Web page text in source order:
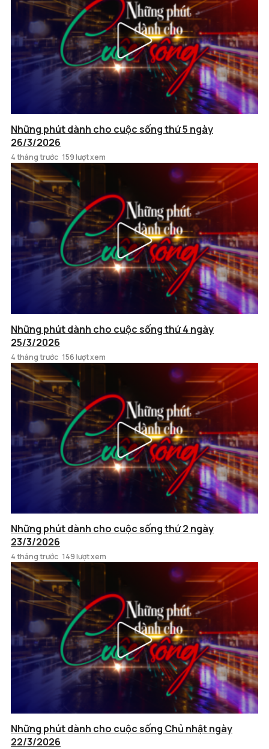
Những phút dành cho cuộc sống thứ 5 ngày
26/3/2026
4 tháng trước 159 lượt xem
Những phút dành cho cuộc sống thứ 4 ngày
25/3/2026
4 tháng trước 156 lượt xem
Những phút dành cho cuộc sống thứ 2 ngày
23/3/2026
4 tháng trước 149 lượt xem
Những phút dành cho cuộc sống Chủ nhật ngày
22/3/2026